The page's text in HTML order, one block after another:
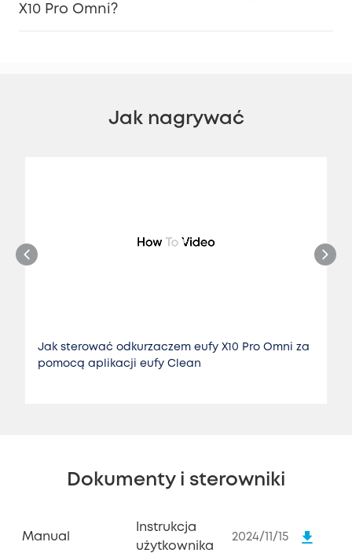
X10 Pro Omni?
Jak nagrywać
Jak sterować odkurzaczem eufy X10 Pro Omni za
pomocą aplikacji eufy Clean
Dokumenty i sterowniki
Manual
Instrukcja
użytkownika
2024/11/15